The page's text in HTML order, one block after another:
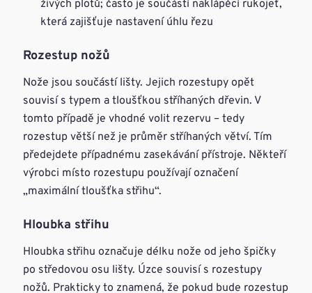
živých plotů; často je součástí naklápěcí rukojeť,
která zajišťuje nastavení úhlu řezu
Rozestup nožů
Nože jsou součástí lišty. Jejich rozestupy opět
souvisí s typem a tloušťkou stříhaných dřevin. V
tomto případě je vhodné volit rezervu – tedy
rozestup větší než je průměr stříhaných větví. Tím
předejdete případnému zasekávání přístroje. Někteří
výrobci místo rozestupu používají označení
„maximální tloušťka střihu“.
Hloubka střihu
Hloubka střihu označuje délku nože od jeho špičky
po středovou osu lišty. Úzce souvisí s rozestupy
nožů. Prakticky to znamená, že pokud bude rozestup